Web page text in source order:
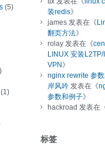
(5)
装redis》
james 发表在《
翻页方法》
rolay 发表在《
LINUX 安装
VPN 》
nginx rewrite 参
岸风吟 发表在《
参数和例子》
hackroad 发表在
标签